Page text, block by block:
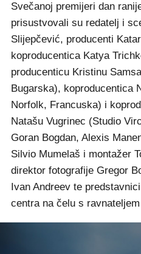
Svečanoj premijeri dan
prisustvovali su redatelj i
Slijepčević, producenti
koproducentica Katya
producenticu Kristinu
Bugarska), koproducentica
Norfolk, Francuska) i
Natašu Vugrinec (Studio
Goran Bogdan, Alexis
Silvio Mumelaš i montažer
direktor fotografije Gregor
Ivan Andreev te
centra na čelu s